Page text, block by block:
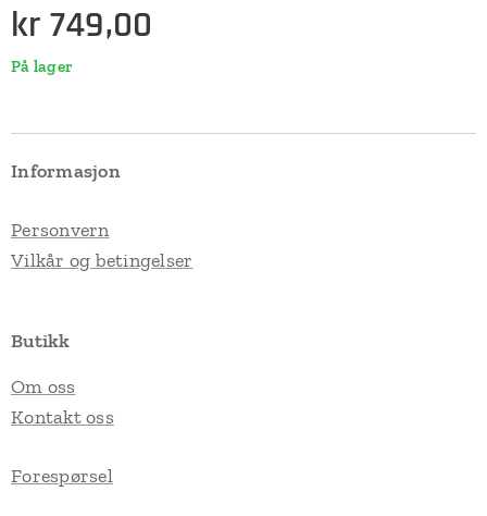
kr 749,00
På lager
Informasjon
Personvern
Vilkår og betingelser
Butikk
Om oss
Kontakt oss
Forespørsel